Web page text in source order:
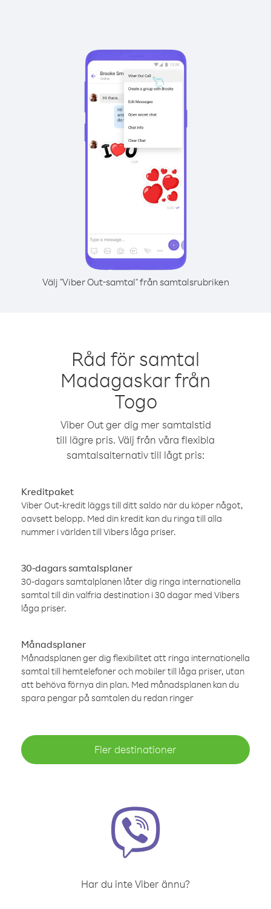
Välj "Viber Out-samtal" från samtalsrubriken
Råd för samtal
Madagaskar från
Togo
Viber Out ger dig mer samtalstid
till lägre pris. Välj från våra flexibla
samtalsalternativ till lågt pris:
Kreditpaket
Viber Out-kredit läggs till ditt saldo när du köper något,
oavsett belopp. Med din kredit kan du ringa till alla
nummer i världen till Vibers låga priser.
30-dagars samtalsplaner
30-dagars samtalplanen låter dig ringa internationella
samtal till din valfria destination i 30 dagar med Vibers
låga priser.
Månadsplaner
Månadsplanen ger dig flexibilitet att ringa internationella
samtal till hemtelefoner och mobiler till låga priser, utan
att behöva förnya din plan. Med månadsplanen kan du
spara pengar på samtalen du redan ringer
Fler destinationer
Har du inte Viber ännu?